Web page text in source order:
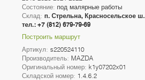
Состояние: под малярные работы
Склад: п. Стрельна, Красносельское ш.
тел.: +7 (812) 679-79-69
Построить маршрут
Артикул: s220524110
Производитель: MAZDA
Оригинальный номер: k1y07202x01
Складской номер: 1.4.6.2